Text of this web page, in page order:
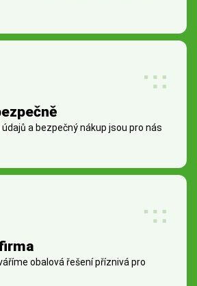
a bezpečný nákup jsou pro nás
obalová řešení příznivá pro